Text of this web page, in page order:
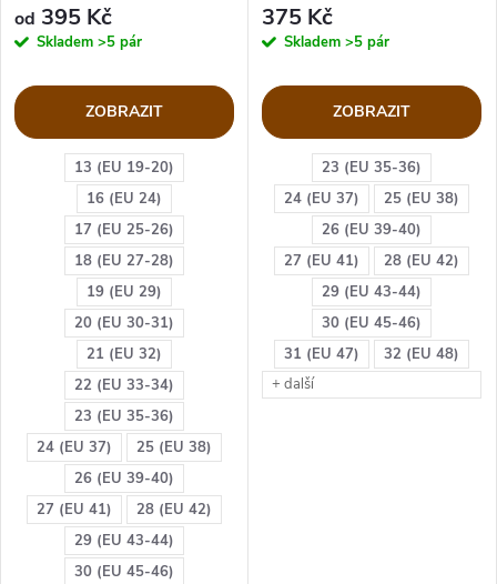
13 (EU 19-20)
16 (EU 24)
17 (EU 25-26)
18 (EU 27-28)
19 (EU 29)
20 (EU 30-31)
21 (EU 32)
22 (EU 33-34)
23 (EU 35-36)
24 (EU 37)
25 (EU 38)
26 (EU 39-40)
27 (EU 41)
28 (EU 42)
29 (EU 43-44)
30 (EU 45-46)
od 395 Kč
Skladem >5 pár
ZOBRAZIT
23 (EU 35-36)
24 (EU 37)
25 (EU 38)
26 (EU 39-40)
27 (EU 41)
28 (EU 42)
29 (EU 43-44)
30 (EU 45-46)
31 (EU 47)
32 (EU 48)
+ další
375 Kč
Skladem >5 pár
ZOBRAZIT